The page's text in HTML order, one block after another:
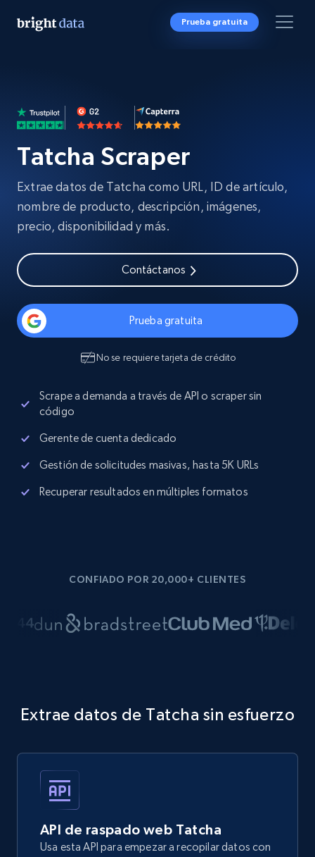
Prueba gratuita
Tatcha Scraper
Extrae datos de Tatcha como URL, ID de artículo,
nombre de producto, descripción, imágenes,
precio, disponibilidad y más.
Contáctanos
Prueba gratuita
No se requiere tarjeta de crédito
Scrape a demanda a través de API o scraper sin
código
Gerente de cuenta dedicado
Gestión de solicitudes masivas, hasta 5K URLs
Recuperar resultados en múltiples formatos
CONFIADO POR 20,000+ CLIENTES
Extrae datos de Tatcha sin esfuerzo
API de raspado web Tatcha
Usa esta API para empezar a recopilar datos con